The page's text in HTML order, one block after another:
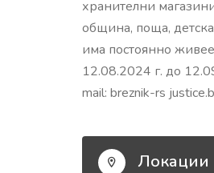
хранителни
община, поща,
има постоянно
12.08.2024 г. до
mail: breznik-rs
Локации